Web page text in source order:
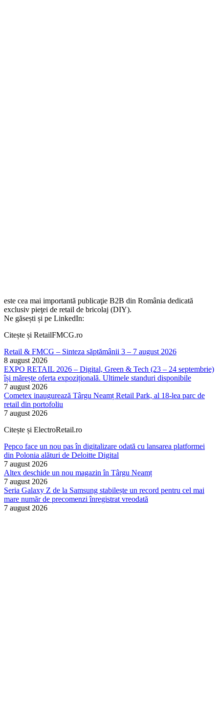
este cea mai importantă publicaţie B2B din România dedicată
exclusiv pieţei de retail de bricolaj (DIY).
Ne găsești și pe LinkedIn:
Citește și RetailFMCG.ro
Retail & FMCG – Sinteza săptămânii 3 – 7 august 2026
8 august 2026
EXPO RETAIL 2026 – Digital, Green & Tech (23 – 24 septembrie)
își mărește oferta expozițională. Ultimele standuri disponibile
7 august 2026
Cometex inaugurează Târgu Neamț Retail Park, al 18-lea parc de
retail din portofoliu
7 august 2026
Citește și ElectroRetail.ro
Pepco face un nou pas în digitalizare odată cu lansarea platformei
din Polonia alături de Deloitte Digital
7 august 2026
Altex deschide un nou magazin în Târgu Neamț
7 august 2026
Seria Galaxy Z de la Samsung stabilește un record pentru cel mai
mare număr de precomenzi înregistrat vreodată
7 august 2026